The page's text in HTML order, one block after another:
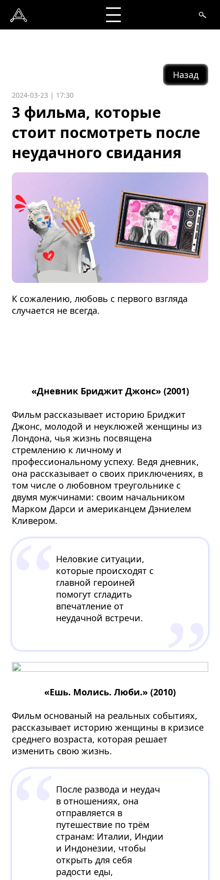
Назад
2024-03-23 | 17:30
3 фильма, которые
стоит посмотреть после
неудачного свидания
К сожалению, любовь с первого взгляда
случается не всегда.
«Дневник Бриджит Джонс» (2001)
Фильм рассказывает историю Бриджит
Джонс, молодой и неуклюжей женщины из
Лондона, чья жизнь посвящена
стремлению к личному и
профессиональному успеху. Ведя дневник,
она рассказывает о своих приключениях, в
том числе о любовном треугольнике с
двумя мужчинами: своим начальником
Марком Дарси и американцем Дэниелем
Кливером.
Неловкие ситуации,
которые происходят с
главной героиней
помогут сгладить
впечатление от
неудачной встречи.
«Ешь. Молись. Люби.» (2010)
Фильм основаный на реальных событиях,
рассказывает историю женщины в кризисе
среднего возраста, которая решает
изменить свою жизнь.
После развода и неудач
в отношениях, она
отправляется в
путешествие по трём
странам: Италии, Индии
и Индонезии, чтобы
открыть для себя
радости еды,